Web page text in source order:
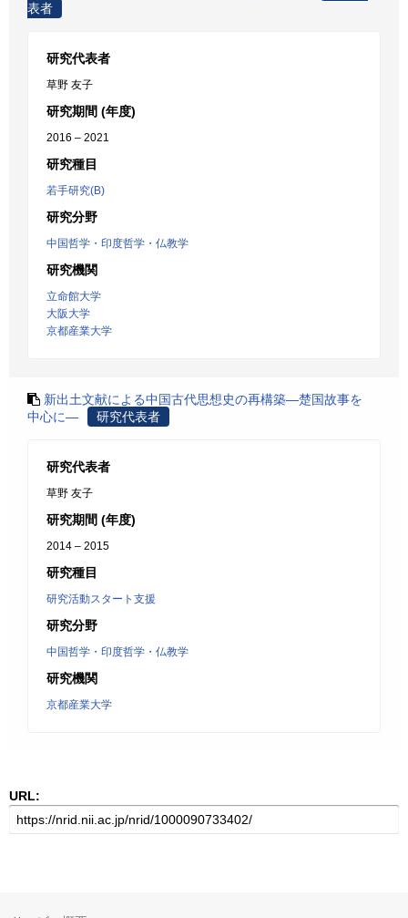
表者
研究代表者
草野 友子
研究期間 (年度)
2016 – 2021
研究種目
若手研究(B)
研究分野
中国哲学・印度哲学・仏教学
研究機関
立命館大学
大阪大学
京都産業大学
新出土文献による中国古代思想史の再構築―楚国故事を
中心に―
研究代表者
研究代表者
草野 友子
研究期間 (年度)
2014 – 2015
研究種目
研究活動スタート支援
研究分野
中国哲学・印度哲学・仏教学
研究機関
京都産業大学
URL: